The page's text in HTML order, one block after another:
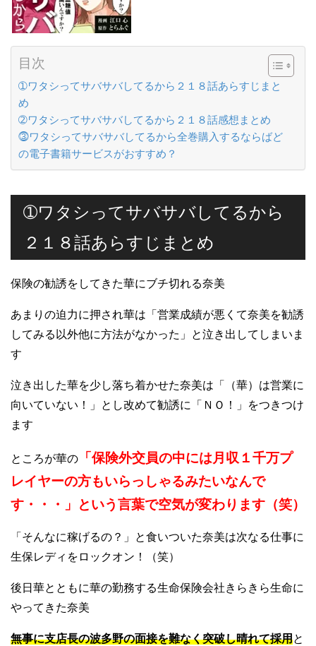
目次
➀ワタシってサバサバしてるから２１８話あらすじまと
め
➁ワタシってサバサバしてるから２１８話感想まとめ
⓷ワタシってサバサバしてるから全巻購入するならばど
の電子書籍サービスがおすすめ？
➀ワタシってサバサバしてるから
２１８話あらすじまとめ
保険の勧誘をしてきた華にブチ切れる奈美
あまりの迫力に押され華は「営業成績が悪くて奈美を勧誘
してみる以外他に方法がなかった」と泣き出してしまいま
す
泣き出した華を少し落ち着かせた奈美は「（華）は営業に
向いていない！」とし改めて勧誘に「ＮＯ！」をつきつけ
ます
ところが華の
「保険外交員の中には月収１千万プ
レイヤーの方もいらっしゃるみたいなんで
す・・・」という言葉で空気が変わります（笑）
「そんなに稼げるの？」と食いついた奈美は次なる仕事に
生保レディをロックオン！（笑）
後日華とともに華の勤務する生命保険会社きらきら生命に
やってきた奈美
無事に支店長の波多野の面接を難なく突破し晴れて採用と